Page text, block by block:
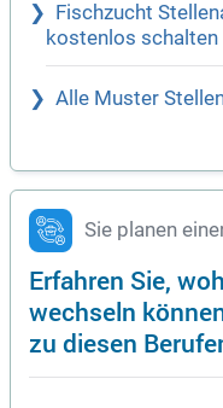
Fischzucht
kostenlos schalten
Alle Muster
Sie planen
Erfahren Sie,
wechseln
zu diesen